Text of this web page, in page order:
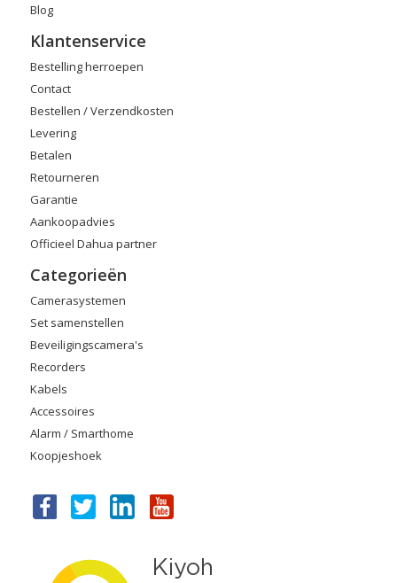
Blog
Klantenservice
Bestelling herroepen
Contact
Bestellen / Verzendkosten
Levering
Betalen
Retourneren
Garantie
Aankoopadvies
Officieel Dahua partner
Categorieën
Camerasystemen
Set samenstellen
Beveiligingscamera's
Recorders
Kabels
Accessoires
Alarm / Smarthome
Koopjeshoek